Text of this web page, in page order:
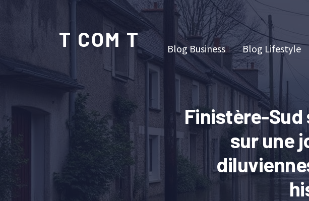
T COM T Blog Business Blog Lifestyle
Finistère-Sud
sur une